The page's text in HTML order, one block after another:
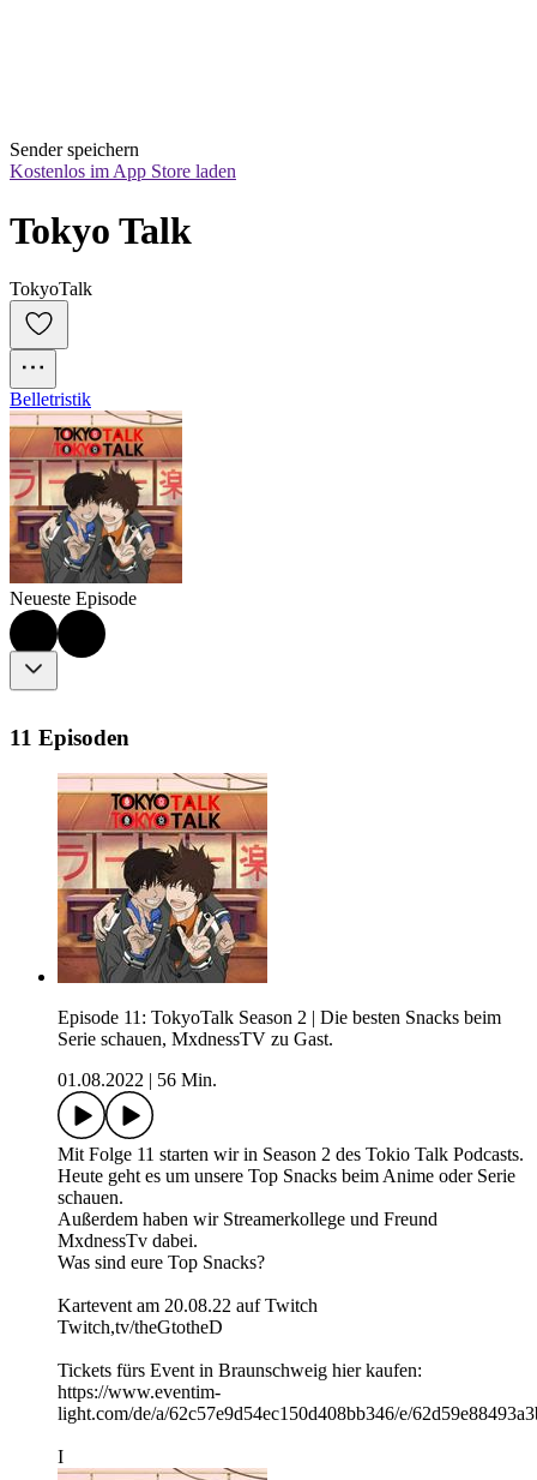
Sender speichern
Kostenlos im App Store laden
Tokyo Talk
TokyoTalk
Belletristik
Neueste Episode
11 Episoden
Episode 11: TokyoTalk Season 2 | Die besten Snacks beim
Serie schauen, MxdnessTV zu Gast.
01.08.2022
56 Min.
Mit Folge 11 starten wir in Season 2 des Tokio Talk Podcasts.
Heute geht es um unsere Top Snacks beim Anime oder Serie
schauen.
Außerdem haben wir Streamerkollege und Freund
MxdnessTv dabei.
Was sind eure Top Snacks?
Kartevent am 20.08.22 auf Twitch
Twitch,tv/theGtotheD
Tickets fürs Event in Braunschweig hier kaufen:
https://www.eventim-
light.com/de/a/62c57e9d54ec150d408bb346/e/
I